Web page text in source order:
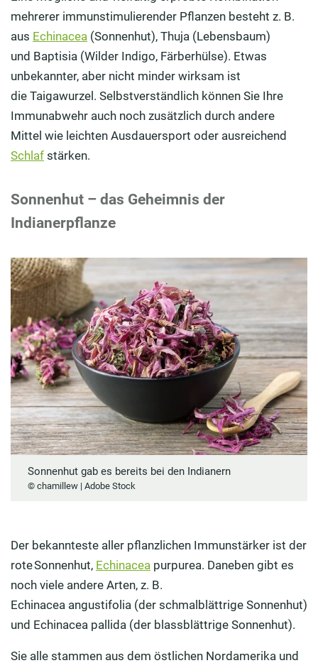
mehrerer immunstimulierender Pflanzen besteht z. B.
aus Echinacea (Sonnenhut), Thuja (Lebensbaum)
und Baptisia (Wilder Indigo, Färberhülse). Etwas
unbekannter, aber nicht minder wirksam ist
die Taigawurzel. Selbstverständlich können Sie Ihre
Immunabwehr auch noch zusätzlich durch andere
Mittel wie leichten Ausdauersport oder ausreichend
Schlaf stärken.
Sonnenhut – das Geheimnis der
Indianerpflanze
Sonnenhut gab es bereits bei den Indianern
© chamillew | Adobe Stock
Der bekannteste aller pflanzlichen Immunstärker ist der
rote Sonnenhut, Echinacea purpurea. Daneben gibt es
noch viele andere Arten, z. B.
Echinacea angustifolia (der schmalblättrige Sonnenhut)
und Echinacea pallida (der blassblättrige Sonnenhut).
Sie alle stammen aus dem östlichen Nordamerika und